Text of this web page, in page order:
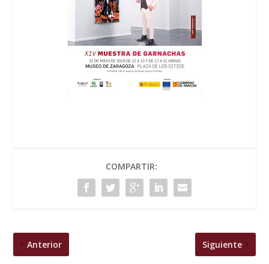
COMPARTIR:
Anterior Siguiente